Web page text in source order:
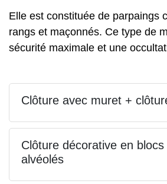
Elle est constituée de parpaings
rangs et maçonnés. Ce type de
sécurité maximale et une
Clôture avec muret +
Clôture décorative en blocs
alvéolés